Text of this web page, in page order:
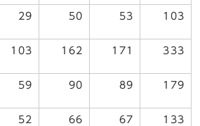
29 50 53 103
103 162 171 333
59 90 89 179
52 66 67 133